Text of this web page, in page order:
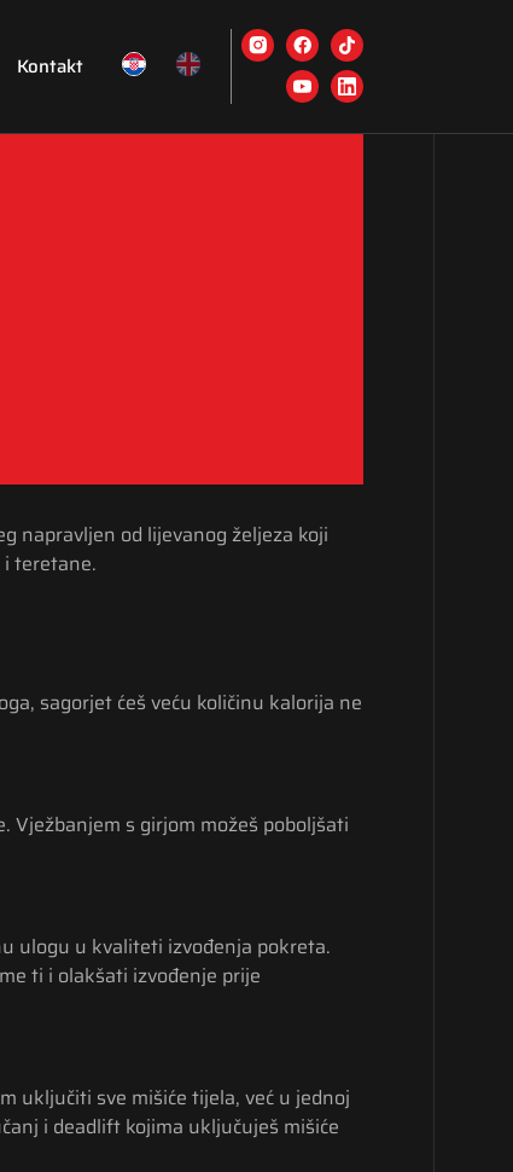
Kontakt
napravljen od lijevanog željeza koji
teretane.
sagorjet ćeš veću količinu kalorija ne
Vježbanjem s girjom možeš poboljšati
ulogu u kvaliteti izvođenja pokreta.
ti i olakšati izvođenje prije
uključiti sve mišiće tijela, već u jednoj
i deadlift kojima uključuješ mišiće